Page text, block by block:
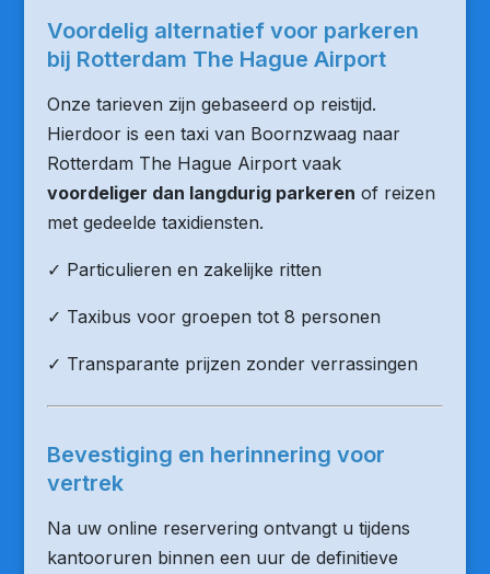
Voordelig alternatief voor parkeren
bij Rotterdam The Hague Airport
Onze tarieven zijn gebaseerd op reistijd.
Hierdoor is een taxi van Boornzwaag naar
Rotterdam The Hague Airport vaak
voordeliger dan langdurig parkeren of reizen
met gedeelde taxidiensten.
✓ Particulieren en zakelijke ritten
✓ Taxibus voor groepen tot 8 personen
✓ Transparante prijzen zonder verrassingen
Bevestiging en herinnering voor
vertrek
Na uw online reservering ontvangt u tijdens
kantooruren binnen een uur de definitieve